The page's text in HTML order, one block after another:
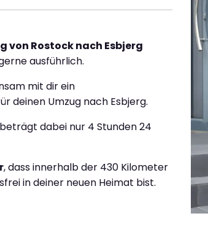
von Rostock nach Esbjerg
ausführlich.
mit dir ein
deinen Umzug nach Esbjerg.
beträgt dabei nur 4 Stunden 24
, dass innerhalb der 430 Kilometer
in deiner neuen Heimat bist.